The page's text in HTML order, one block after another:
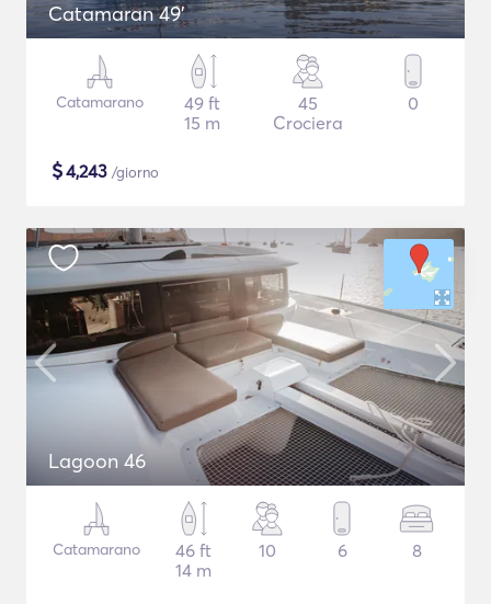
Catamaran 49'
Catamarano
49 ft
15 m
45
Crociera
0
$4,243 /giorno
Lagoon 46
Catamarano
46 ft
14 m
10 6 8